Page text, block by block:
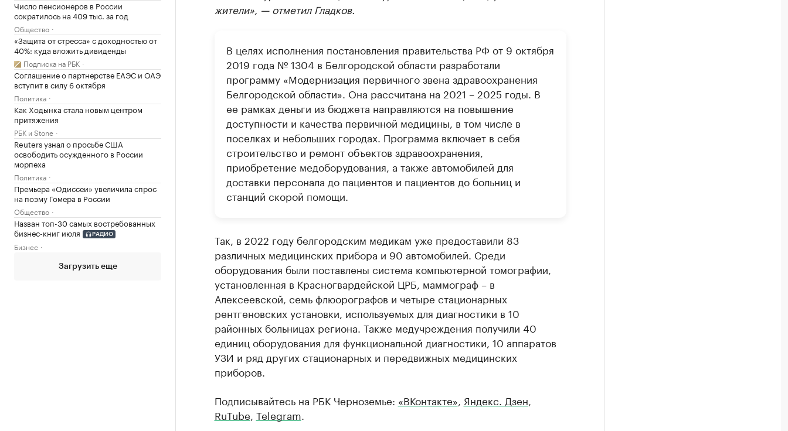
Число пенсионеров в России
сократилось на 409 тыс. за год
Общество
«Защита от стресса» с доходностью от
40%: куда вложить дивиденды
Подписка на РБК
Соглашение о партнерстве ЕАЭС и ОАЭ
вступит в силу 6 октября
Политика
Как Ходынка стала новым центром
притяжения
РБК и Stone
Reuters узнал о просьбе США
освободить осужденного в России
морпеха
Политика
Премьера «Одиссеи» увеличила спрос
на поэму Гомера в России
Общество
Назван топ-30 самых востребованных
бизнес-книг июля
РАДИО
Бизнес
Загрузить еще
жители», — отметил Гладков.
В целях исполнения постановления правительства РФ от 9 октября
2019 года № 1304 в Белгородской области разработали
программу «Модернизация первичного звена здравоохранения
Белгородской области». Она рассчитана на 2021 – 2025 годы. В
ее рамках деньги из бюджета направляются на повышение
доступности и качества первичной медицины, в том числе в
поселках и небольших городах. Программа включает в себя
строительство и ремонт объектов здравоохранения,
приобретение медоборудования, а также автомобилей для
доставки персонала до пациентов и пациентов до больниц и
станций скорой помощи.
Так, в 2022 году белгородским медикам уже предоставили 83
различных медицинских прибора и 90 автомобилей. Среди
оборудования были поставлены система компьютерной томографии,
установленная в Красногвардейской ЦРБ, маммограф – в
Алексеевской, семь флюорографов и четыре стационарных
рентгеновских установки, используемых для диагностики в 10
районных больницах региона. Также медучреждения получили 40
единиц оборудования для функциональной диагностики, 10 аппаратов
УЗИ и ряд других стационарных и передвижных медицинских
приборов.
Подписывайтесь на РБК Черноземье: «ВКонтакте» Яндекс. Дзен
RuTube Telegram